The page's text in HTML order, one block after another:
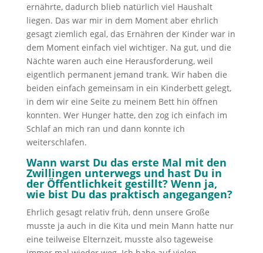
ernährte, dadurch blieb natürlich viel Haushalt
liegen. Das war mir in dem Moment aber ehrlich
gesagt ziemlich egal, das Ernähren der Kinder war in
dem Moment einfach viel wichtiger. Na gut, und die
Nächte waren auch eine Herausforderung, weil
eigentlich permanent jemand trank. Wir haben die
beiden einfach gemeinsam in ein Kinderbett gelegt,
in dem wir eine Seite zu meinem Bett hin öffnen
konnten. Wer Hunger hatte, den zog ich einfach im
Schlaf an mich ran und dann konnte ich
weiterschlafen.
Wann warst Du das erste Mal mit den
Zwillingen unterwegs und hast Du in
der Öffentlichkeit gestillt? Wenn ja,
wie bist Du das praktisch angegangen?
Ehrlich gesagt relativ früh, denn unsere Große
musste ja auch in die Kita und mein Mann hatte nur
eine teilweise Elternzeit, musste also tageweise